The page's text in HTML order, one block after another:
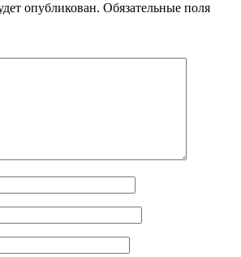
опубликован. Обязательные поля